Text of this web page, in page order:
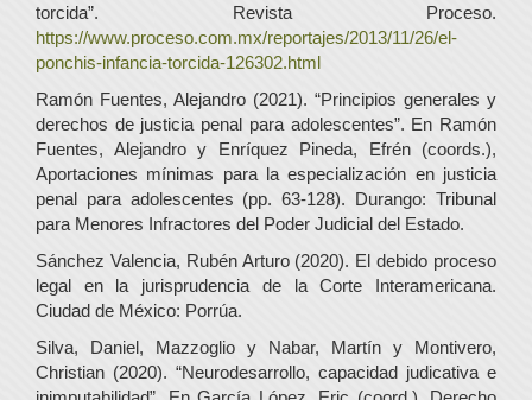
torcida”. Revista Proceso.
https://www.proceso.com.mx/reportajes/2013/11/26/el-
ponchis-infancia-torcida-126302.html
Ramón Fuentes, Alejandro (2021). “Principios generales y
derechos de justicia penal para adolescentes”. En Ramón
Fuentes, Alejandro y Enríquez Pineda, Efrén (coords.),
Aportaciones mínimas para la especialización en justicia
penal para adolescentes (pp. 63-128). Durango: Tribunal
para Menores Infractores del Poder Judicial del Estado.
Sánchez Valencia, Rubén Arturo (2020). El debido proceso
legal en la jurisprudencia de la Corte Interamericana.
Ciudad de México: Porrúa.
Silva, Daniel, Mazzoglio y Nabar, Martín y Montivero,
Christian (2020). “Neurodesarrollo, capacidad judicativa e